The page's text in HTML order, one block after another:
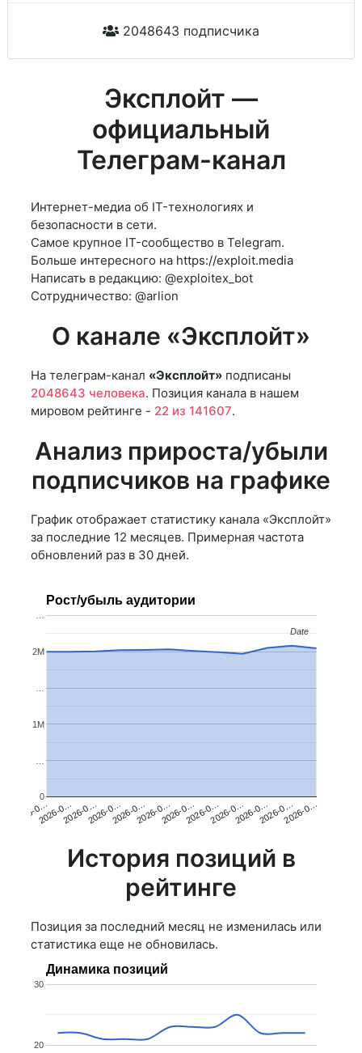
2048643 подписчика
Эксплойт —
официальный
Телеграм-канал
Интернет-медиа об IT-технологиях и
безопасности в сети.
Самое крупное IT-сообщество в Telegram.
Больше интересного на https://exploit.media
Написать в редакцию: @exploitex_bot
Сотрудничество: @arlion
О канале «Эксплойт»
На телеграм-канал «Эксплойт» подписаны
2048643 человека. Позиция канала в нашем
мировом рейтинге - 22 из 141607.
Анализ прироста/убыли
подписчиков на графике
График отображает статистику канала «Эксплойт»
за последние 12 месяцев. Примерная частота
обновлений раз в 30 дней.
Рост/убыль аудитории
2026-0…2026-0…2026-0…2026-0…2026-0…2026-0…2026-0…2026-0…2026-0…2026-0…2026-0…2026-0…
0
1M
2M
…
Date
Date
История позиций в
рейтинге
Позиция за последний месяц не изменилась или
статистика еще не обновилась.
Динамика позиций
20
30